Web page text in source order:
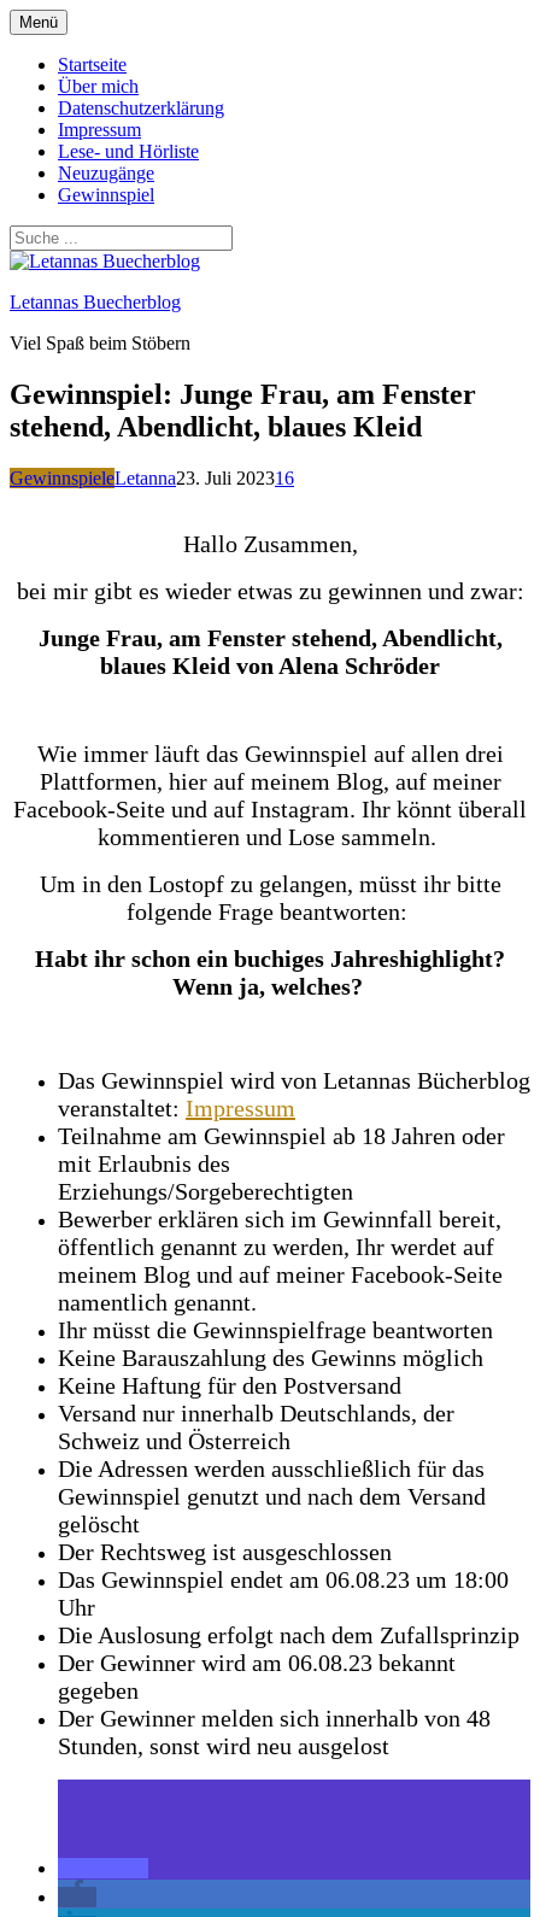
Zum
Inhalt
springen
Menü
Startseite
Über mich
Datenschutzerklärung
Impressum
Lese- und Hörliste
Neuzugänge
Gewinnspiel
Letannas Buecherblog
Viel Spaß beim Stöbern
Gewinnspiel: Junge Frau, am Fenster
stehend, Abendlicht, blaues Kleid
GewinnspieleLetanna23. Juli 202316
Hallo Zusammen,
bei mir gibt es wieder etwas zu gewinnen und zwar:
Junge Frau, am Fenster stehend, Abendlicht,
blaues Kleid von Alena Schröder
Wie immer läuft das Gewinnspiel auf allen drei
Plattformen, hier auf meinem Blog, auf meiner
Facebook-Seite und auf Instagram. Ihr könnt überall
kommentieren und Lose sammeln.
Um in den Lostopf zu gelangen, müsst ihr bitte
folgende Frage beantworten:
Habt ihr schon ein buchiges Jahreshighlight?
Wenn ja, welches?
Das Gewinnspiel wird von Letannas Bücherblog
veranstaltet: Impressum
Teilnahme am Gewinnspiel ab 18 Jahren oder
mit Erlaubnis des
Erziehungs/Sorgeberechtigten
Bewerber erklären sich im Gewinnfall bereit,
öffentlich genannt zu werden, Ihr werdet auf
meinem Blog und auf meiner Facebook-Seite
namentlich genannt.
Ihr müsst die Gewinnspielfrage beantworten
Keine Barauszahlung des Gewinns möglich
Keine Haftung für den Postversand
Versand nur innerhalb Deutschlands, der
Schweiz und Österreich
Die Adressen werden ausschließlich für das
Gewinnspiel genutzt und nach dem Versand
gelöscht
Der Rechtsweg ist ausgeschlossen
Das Gewinnspiel endet am 06.08.23 um 18:00
Uhr
Die Auslosung erfolgt nach dem Zufallsprinzip
Der Gewinner wird am 06.08.23 bekannt
gegeben
Der Gewinner melden sich innerhalb von 48
Stunden, sonst wird neu ausgelost